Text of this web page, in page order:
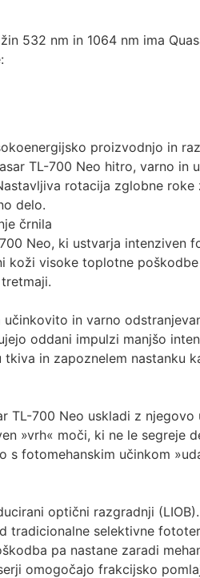
532 nm in 1064 nm ima
proizvodnjo in
TL-700 Neo hitro, varno in
rotacija zglobne roke
delo.
črnila
Neo, ki ustvarja intenziven
koži visoke toplotne
in varno
oddani impulzi manjšo
tkiva in zapoznelem nastanku
TL-700 Neo uskladi z njegovo
»vrh« moči, ki ne le segreje
fotomehanskim učinkom
optični razgradnji
tradicionalne selektivne
pa nastane zaradi
omogočajo frakcijsko